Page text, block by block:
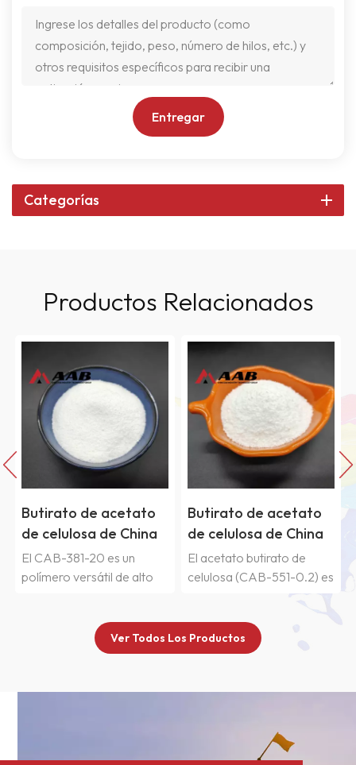
Entregar
Categorías
Productos Relacionados
Butirato de acetato
de celulosa de China
CAB-551-0.2
El acetato butirato de
celulosa (CAB-551-0.2) es
un peso molecular
relativamente bajo. Es
numerosas resinas de
Butirato de acetato
de celulosa de China
CAB-531-1
El acetato butirato de
celulosa (CAB-531-1)
presenta una proporción
y una viscosidad media. El
CAB-531-1 es compatible
reticulación y presenta una
más baja. CAB-531-1 logra
un equilibrio excepcional
Ver Todos Los Productos